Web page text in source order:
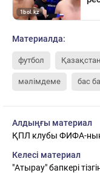
Материалда:
футбол
мәлімдеме бас
Алдыңғы материал
ҚПЛ клубы ФИФА-ның
Келесі материал
"Атырау" бапкері